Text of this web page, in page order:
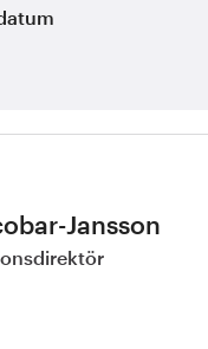
Jansson